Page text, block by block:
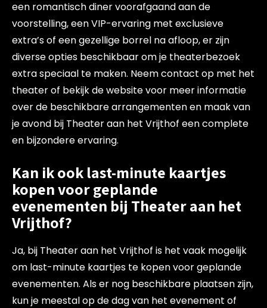
een romantisch diner voorafgaand aan de
voorstelling, een VIP-ervaring met exclusieve
extra’s of een gezellige borrel na afloop, er zijn
diverse opties beschikbaar om je theaterbezoek
extra speciaal te maken. Neem contact op met het
theater of bekijk de website voor meer informatie
over de beschikbare arrangementen en maak van
je avond bij Theater aan het Vrijthof een complete
en bijzondere ervaring.
Kan ik ook last-minute kaartjes
kopen voor geplande
evenementen bij Theater aan het
Vrijthof?
Ja, bij Theater aan het Vrijthof is het vaak mogelijk
om last-minute kaartjes te kopen voor geplande
evenementen. Als er nog beschikbare plaatsen zijn,
kun je meestal op de dag van het evenement of